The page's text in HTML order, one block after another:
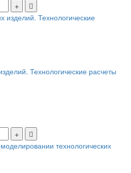
Технологические расчеты